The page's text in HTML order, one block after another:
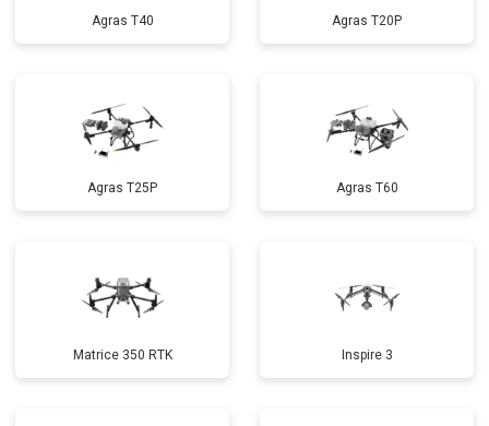
Agras T40 Agras T20P
Agras T25P Agras T60
Matrice 350 RTK Inspire 3